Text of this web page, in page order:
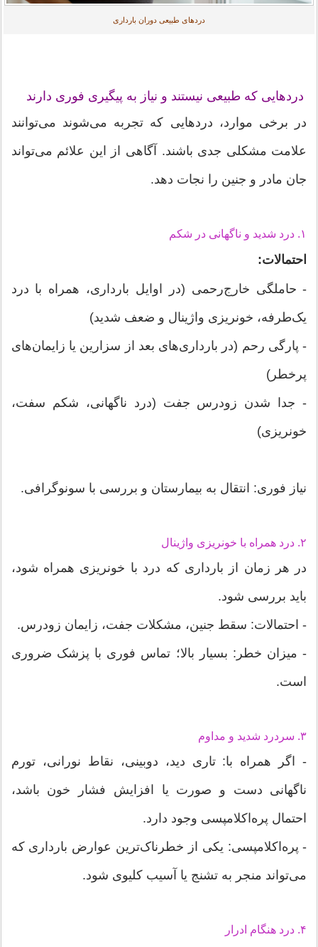
دردهای طبیعی دوران بارداری
دردهایی که طبیعی نیستند و نیاز به پیگیری فوری دارند
در برخی موارد، دردهایی که تجربه می‌شوند می‌توانند
علامت مشکلی جدی باشند. آگاهی از این علائم می‌تواند
جان مادر و جنین را نجات دهد.
۱. درد شدید و ناگهانی در شکم
احتمالات:
- حاملگی خارج‌رحمی (در اوایل بارداری، همراه با درد
یک‌طرفه، خونریزی واژینال و ضعف شدید)
- پارگی رحم (در بارداری‌های بعد از سزارین یا زایمان‌های
پرخطر)
- جدا شدن زودرس جفت (درد ناگهانی، شکم سفت،
خونریزی)
نیاز فوری: انتقال به بیمارستان و بررسی با سونوگرافی.
۲. درد همراه با خونریزی واژینال
در هر زمان از بارداری که درد با خونریزی همراه شود،
باید بررسی شود.
- احتمالات: سقط جنین، مشکلات جفت، زایمان زودرس.
- میزان خطر: بسیار بالا؛ تماس فوری با پزشک ضروری
است.
۳. سردرد شدید و مداوم
- اگر همراه با: تاری دید، دوبینی، نقاط نورانی، تورم
ناگهانی دست و صورت یا افزایش فشار خون باشد،
احتمال پره‌اکلامپسی وجود دارد.
- پره‌اکلامپسی: یکی از خطرناک‌ترین عوارض بارداری که
می‌تواند منجر به تشنج یا آسیب کلیوی شود.
۴. درد هنگام ادرار